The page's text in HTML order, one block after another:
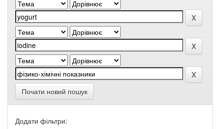
Почати новий пошук
Додати фільтри: